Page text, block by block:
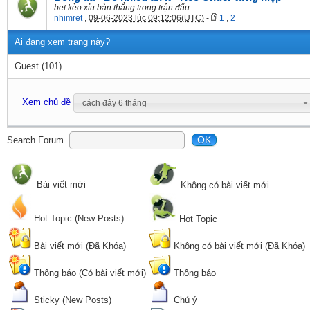
bet kèo xỉu bàn thắng trong trận đấu
nhimret , 09-06-2023 lúc 09:12:06(UTC) - 1 , 2
Ai đang xem trang này?
Guest (101)
Xem chủ đề cách đây 6 tháng
Search Forum OK
Bài viết mới Không có bài viết mới
Hot Topic (New Posts) Hot Topic
Bài viết mới (Đã Khóa) Không có bài viết mới (Đã Khóa)
Thông báo (Có bài viết mới) Thông báo
Sticky (New Posts) Chú ý